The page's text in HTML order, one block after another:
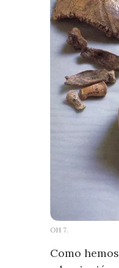
OH 7.
Como